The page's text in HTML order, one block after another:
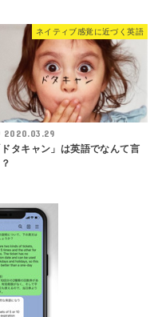
ネイティブ感覚に近づく英語
2020.03.29
ドタキャン」は英語でなんて言